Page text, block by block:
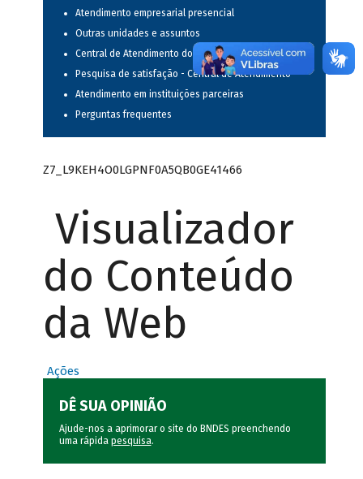
Atendimento empresarial presencial
Outras unidades e assuntos
Central de Atendimento do BNDES
Pesquisa de satisfação - Central de Atendimento
Atendimento em instituições parceiras
Perguntas frequentes
Z7_L9KEH4O0LGPNF0A5QB0GE41466
Visualizador
do Conteúdo
da Web
Ações
DÊ SUA OPINIÃO
Ajude-nos a aprimorar o site do BNDES preenchendo
uma rápida pesquisa.